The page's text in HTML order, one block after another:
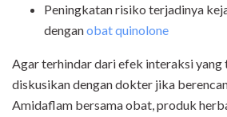
Peningkatan risiko terjadinya
denganobat quinolone
Agar terhindar dari efek interaksi yang
diskusikan dengan dokter jika
Amidaflam bersama obat, produk